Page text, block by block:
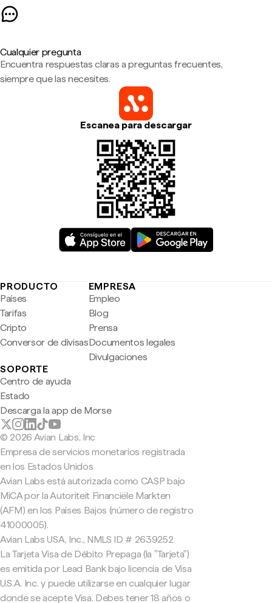
Cualquier pregunta
Encuentra respuestas claras a preguntas frecuentes,
siempre que las necesites.
Escanea para descargar
PRODUCTO
Países
Tarifas
Cripto
Conversor de divisas
EMPRESA
Empleo
Blog
Prensa
Documentos legales
Divulgaciones
SOPORTE
Centro de ayuda
Estado
Descarga la app de Morse
© 2026 Avian Labs, Inc
Empresa de servicios monetarios registrada
en los Estados Unidos
Avian Labs está autorizada como CASP bajo
MiCA por la Autoriteit Financiële Markten
(AFM) en los Países Bajos (número de registro
41000005).
Avian Labs USA, Inc., NMLS ID # 2639252
La Tarjeta Visa de Débito Prepaga (la "Tarjeta")
es emitida por Lead Bank bajo licencia de Visa
U.S.A. Inc. y puede utilizarse en cualquier lugar
donde se acepte Visa. Debes tener 18 años o